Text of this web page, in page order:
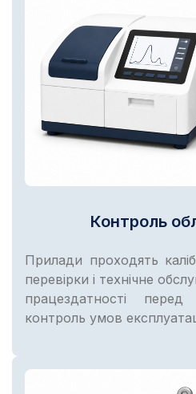
Контроль
Прилади проходять
перевірки і технічне
працездатності
контроль умов